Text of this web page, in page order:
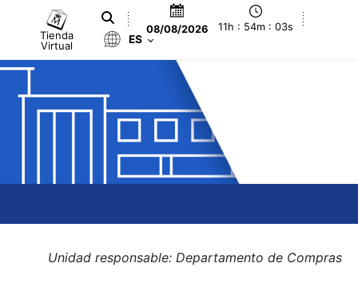
Tienda
Virtual
08/08/2026 11h : 54m : 03s
ES
Unidad responsable: Departamento de Compras